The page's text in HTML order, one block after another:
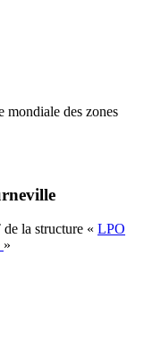
mondiale des zones
de la structure « LPO
»